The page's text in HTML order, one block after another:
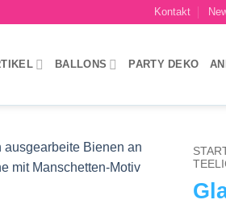
Kontakt
BALLONS PARTY DEKO